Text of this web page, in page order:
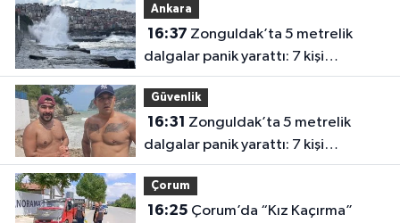
Ankara
16:37
dalgalar panik yarattı: 7 kişi
kurtarıldı
Güvenlik
16:31
dalgalar panik yarattı: 7 kişi
kurtarıldı
Çorum
16:25